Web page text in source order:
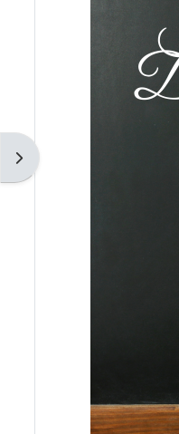
Blokkfiók nyitása